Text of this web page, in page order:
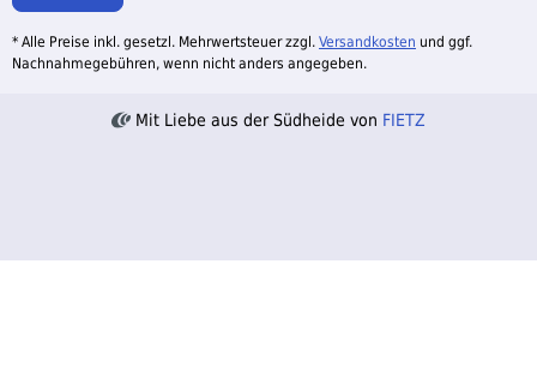
* Alle Preise inkl. gesetzl. Mehrwertsteuer zzgl. Versandkosten und ggf.
Nachnahmegebühren, wenn nicht anders angegeben.
Mit Liebe aus der Südheide von FIETZ